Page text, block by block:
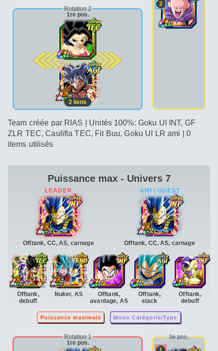
Rotation 2
1re pos.
2e pos.
2 liens
2
Team créée par RIAS | Unités 100%: Goku UI INT, GF
ZLR TEC, Caulifla TEC, Fit Buu, Goku UI LR ami | 0
items utilisés
Puissance max - Univers 7
Offtank, CC, AS, carnage
Offtank,
debuff
Nuker, AS
Offtank,
avantage, AS
Offtank,
stack
Offtank,
debuff
Offtank, CC, AS, carnage
Puissance maximale Mono Catégorie/Type
Rotation 1
1re pos.
3e pos.